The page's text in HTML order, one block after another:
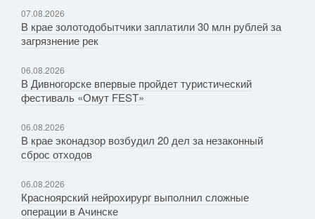
07.08.2026
В крае золотодобытчики заплатили 30 млн рублей за
загрязнение рек
06.08.2026
В Дивногорске впервые пройдет туристический
фестиваль «Омут FEST»
06.08.2026
В крае эконадзор возбудил 20 дел за незаконный
сброс отходов
06.08.2026
Красноярский нейрохирург выполнил сложные
операции в Ачинске